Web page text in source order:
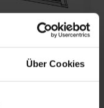
Über Cookies